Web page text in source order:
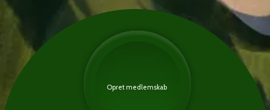
Opret medlemskab